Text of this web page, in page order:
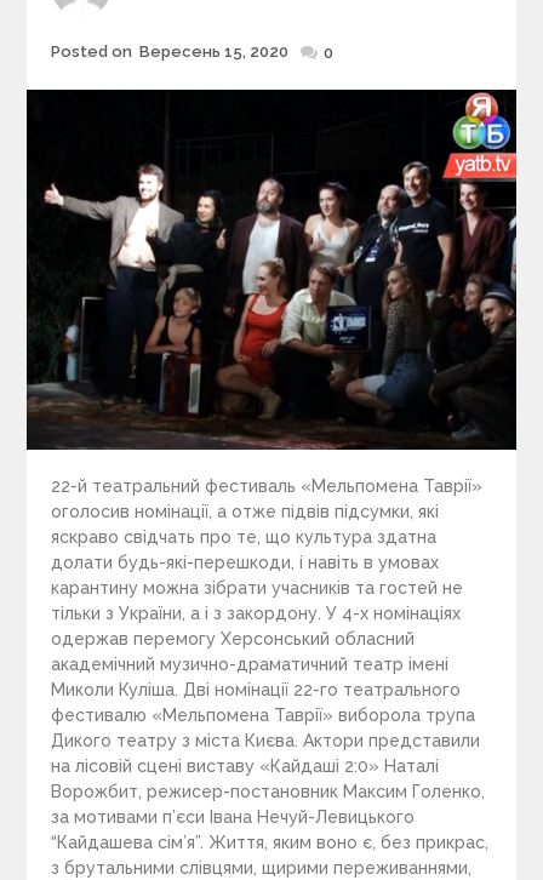
Posted
Posted on Вересень 15, 2020 0
22-й театральний фестиваль «Мельпомена Таврії»
оголосив номінації, а отже підвів підсумки, які
яскраво свідчать про те, що культура здатна
долати будь-які-перешкоди, і навіть в умовах
карантину можна зібрати учасників та гостей не
тільки з України, а і з закордону. У 4-х номінаціях
одержав перемогу Херсонський обласний
академічний музично-драматичний театр імені
Миколи Куліша. Дві номінації 22-го театрального
фестивалю «Мельпомена Таврії» виборола трупа
Дикого театру з міста Києва. Актори представили
на лісовій сцені виставу «Кайдаші 2:0» Наталі
Ворожбит, режисер-постановник Максим Голенко,
за мотивами п’єси Івана Нечуй-Левицького
“Кайдашева сім’я”. Життя, яким воно є, без прикрас,
з брутальними слівцями, щирими переживаннями,